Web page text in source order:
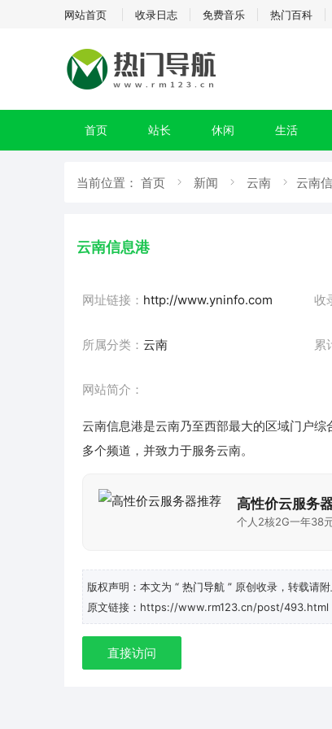
网站首页 收录日志 免费音乐 热门百科
首页 站长 休闲 生活
当前位置： 首页 新闻 云南 云南
云南信息港
网址链接： http://www.yninfo.com 收
所属分类： 云南 累
网站简介：
云南信息港是云南乃至西部最大的区域门户
多个频道，并致力于服务云南。
高性价云服务
个人2核2G一年38
版权声明：本文为 “ 热门导航 ” 原创收录，转载请
原文链接：https://www.rm123.cn/post/493.html
直接访问